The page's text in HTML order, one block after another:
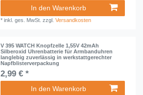
In den Warenkorb
*inkl. ges. MwSt. zzgl.Versandkosten
V 395 WATCH Knopfzelle 1,55V 42mAh
Silberoxid Uhrenbatterie für Armbanduhren
langlebig zuverlässig in werkstattgerechter
Napfblisterverpackung
2,99 € *
In den Warenkorb